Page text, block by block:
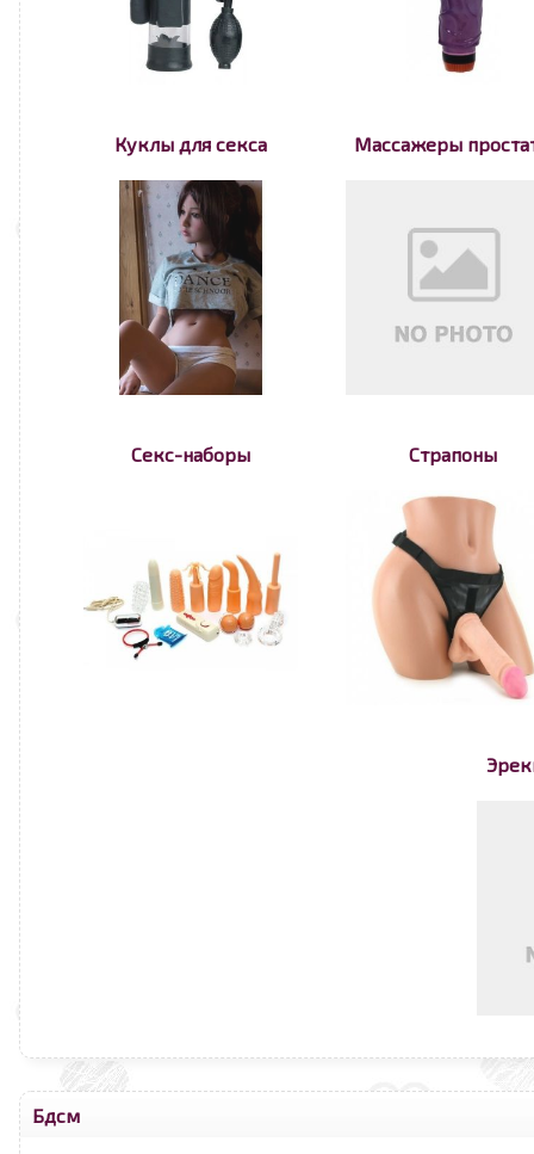
Куклы для секса Массажеры
Секс-наборы Страпоны
Бдсм